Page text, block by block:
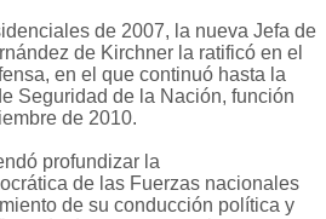
de 2007, la nueva Jefa de
de Kirchner la ratificó en el
en el que continuó hasta la
Seguridad de la Nación, función
de 2010.
profundizar la
de las Fuerzas nacionales
de su conducción política y